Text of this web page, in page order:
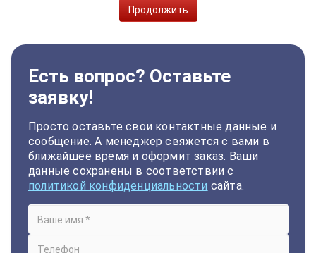
Продолжить
Есть вопрос? Оставьте
заявку!
Просто оставьте свои контактные данные и
сообщение. А менеджер свяжется с вами в
ближайшее время и оформит заказ. Ваши
данные сохранены в соответствии с
политикой конфиденциальности сайта.